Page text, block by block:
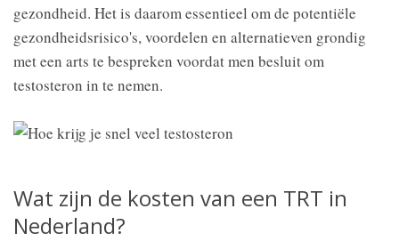
gezondheid. Het is daarom essentieel om de potentiële
gezondheidsrisico's, voordelen en alternatieven grondig
met een arts te bespreken voordat men besluit om
testosteron in te nemen.
Wat zijn de kosten van een TRT in
Nederland?